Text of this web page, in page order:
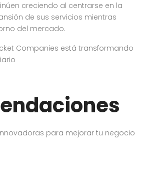
creciendo al centrarse en la
de sus servicios mientras
del mercado.
Companies está transformando
para mejorar tu negocio